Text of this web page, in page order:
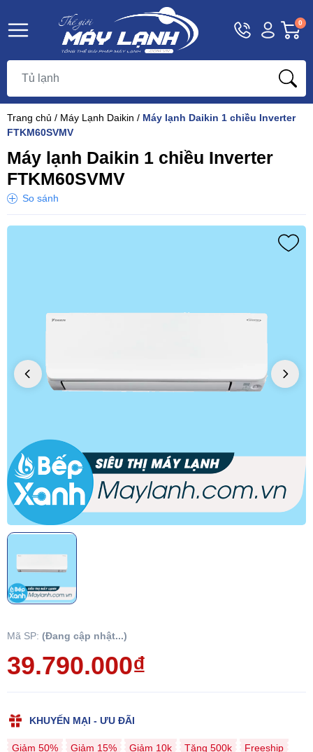
Hotline
1800
Tài
khoản
Khách
0
Trang chủ / Máy Lạnh Daikin / Máy lạnh Daikin 1 chiều Inverter
FTKM60SVMV
Máy lạnh Daikin 1 chiều Inverter
FTKM60SVMV
So sánh
Mã SP: (Đang cập nhật...)
39.790.000₫
KHUYẾN MẠI - ƯU ĐÃI
Giảm 50% Giảm 15% Giảm 10k Tặng 500k Freeship